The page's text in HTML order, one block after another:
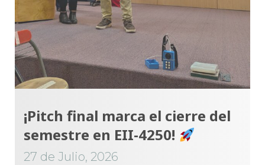
¡Pitch final marca el cierre del
semestre en EII-4250!
27 de Julio, 2026